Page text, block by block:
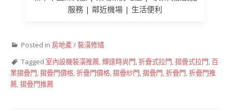
服務 | 鄰近機場 | 生活便利
Posted in 房地產 / 裝潢修繕
Tagged 室內設機裝潢推薦 輝達時尚門 折疊式拉門 摺疊式拉門 百
業摺疊門 摺疊門價格 折疊門價格 摺疊紗門 摺疊門 折疊門 折疊門推
薦 摺疊門推薦